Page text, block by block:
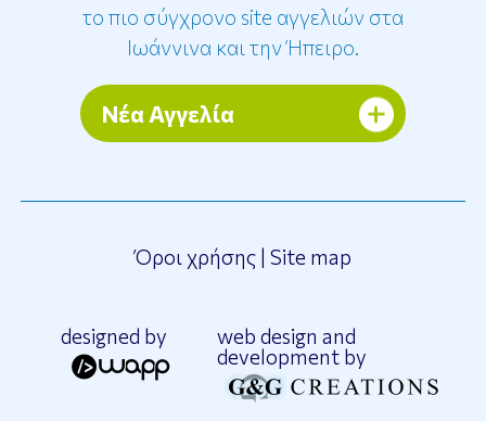
το πιο σύγχρονο site αγγελιών στα
Ιωάννινα και την Ήπειρο.
Νέα Αγγελία
Όροι χρήσης | Site map
designed by
web design and
development by